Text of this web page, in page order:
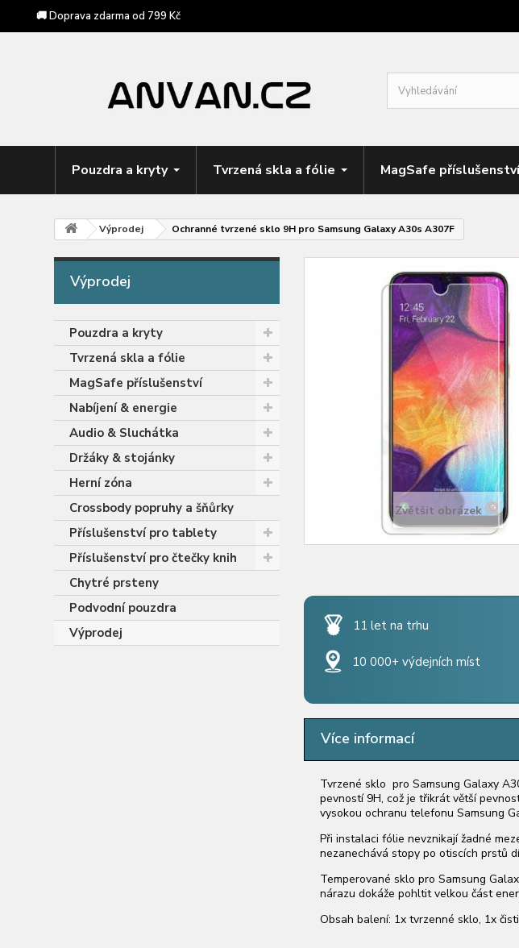
🚚 Doprava zdarma od 799 Kč
Pouzdra a kryty Tvrzená skla a fólie MagSafe příslušenství
Výprodej Ochranné tvrzené sklo 9H pro Samsung Galaxy A30s A307F
Výprodej
Pouzdra a kryty
Tvrzená skla a fólie
MagSafe příslušenství
Nabíjení & energie
Audio & Sluchátka
Držáky & stojánky
Herní zóna
Crossbody popruhy a šňůrky
Příslušenství pro tablety
Příslušenství pro čtečky knih
Chytré prsteny
Podvodní pouzdra
Výprodej
Zvětšit obrázek
11 let na trhu
10 000+ výdejních míst
Více informací
Tvrzené sklo pro Samsung Galaxy
pevností 9H, což je třikrát větší
vysokou ochranu telefonu Samsung
Při instalaci fólie nevznikají žadné
nezanechává stopy po otiscích prstů
Temperované sklo pro Samsung
nárazu dokáže pohltit velkou část
Obsah balení: 1x tvrzenné sklo, 1x